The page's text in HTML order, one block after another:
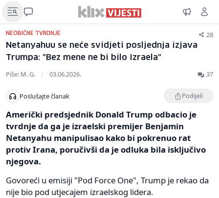
NEOBIČNE TVRDNJE 28
Netanyahuu se neće svidjeti posljednja izjava
Trumpa: "Bez mene ne bi bilo Izraela"
Piše: M. G. | 03.06.2026. 37
Poslušajte članak Podijeli
Američki predsjednik Donald Trump odbacio je
tvrdnje da ga je izraelski premijer Benjamin
Netanyahu manipulisao kako bi pokrenuo rat
protiv Irana, poručivši da je odluka bila isključivo
njegova.
Govoreći u emisiji "Pod Force One", Trump je rekao da
nije bio pod utjecajem izraelskog lidera.